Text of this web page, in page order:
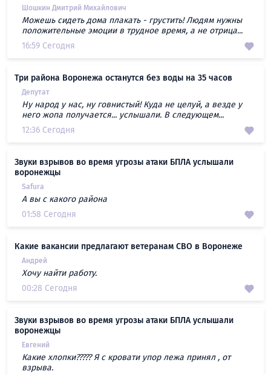
Шошкин Дмитрий Михайлович
Можешь сидеть дома плакать - грустить! Людям нужны
положительные эмоции в трудное время, а не отрица...
16:59 Сегодня
Три района Воронежа останутся без воды на 35 часов
Депутат
Ну народ у нас, ну говнистый! Куда не целуй, а везде у
него жопа получается... услышали. В следующем...
12:36 Сегодня
Звуки взрывов во время угрозы атаки БПЛА услышали
воронежцы
Safura
А вы с какого района
01:58 Сегодня
Какие вакансии предлагают ветеранам СВО в Воронеже
Андрей
Хочу найти работу.
00:28 Сегодня
Звуки взрывов во время угрозы атаки БПЛА услышали
воронежцы
Евгений
Какие хлопки????? Я с кровати упор лежа принял , от
взрыва.